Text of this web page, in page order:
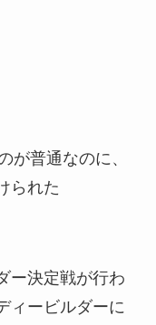
が普通なのに、
られた
ー決定戦が行わ
ィービルダーに